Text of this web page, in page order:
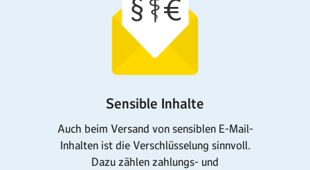
Sensible Inhalte
Auch beim Versand von sensiblen E-Mail-
Inhalten ist die Verschlüsselung sinnvoll.
Dazu zählen zahlungs- und